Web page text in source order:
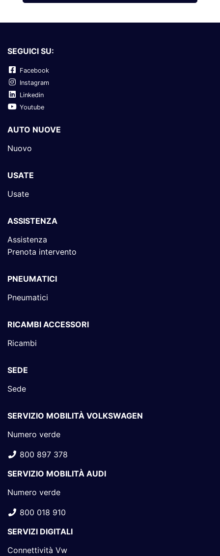
SEGUICI SU:
Facebook
Instagram
Linkedin
Youtube
AUTO NUOVE
Nuovo
USATE
Usate
ASSISTENZA
Assistenza
Prenota intervento
PNEUMATICI
Pneumatici
RICAMBI ACCESSORI
Ricambi
SEDE
Sede
SERVIZIO MOBILITÀ VOLKSWAGEN
Numero verde
800 897 378
SERVIZIO MOBILITÀ AUDI
Numero verde
800 018 910
SERVIZI DIGITALI
Connettività Vw